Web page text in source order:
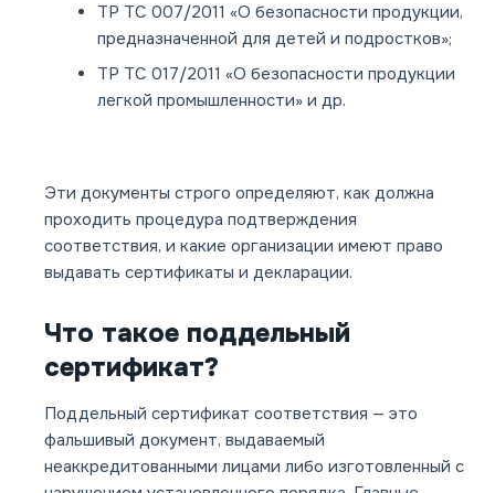
ТР ТС 007/2011 «О безопасности продукции,
предназначенной для детей и подростков»;
ТР ТС 017/2011 «О безопасности продукции
легкой промышленности» и др.
Эти документы строго определяют, как должна
проходить процедура подтверждения
соответствия, и какие организации имеют право
выдавать сертификаты и декларации.
Что такое поддельный
сертификат?
Поддельный сертификат соответствия — это
фальшивый документ, выдаваемый
неаккредитованными лицами либо изготовленный с